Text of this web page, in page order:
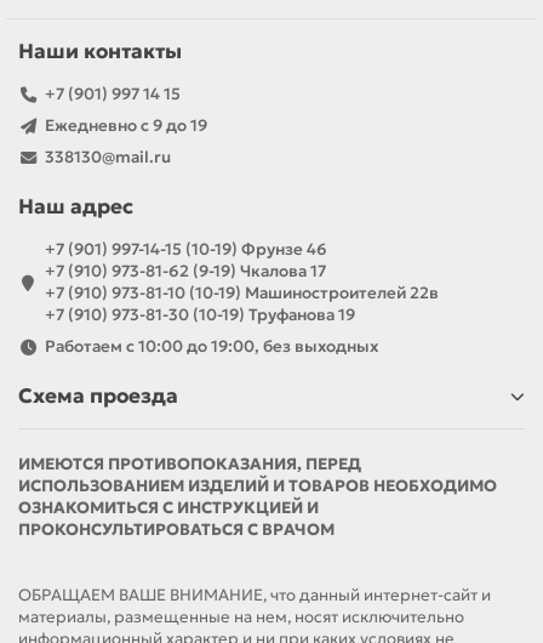
Наши контакты
+7 (901) 997 14 15
Ежедневно с 9 до 19
338130@mail.ru
Наш адрес
+7 (901) 997-14-15 (10-19) Фрунзе 46
+7 (910) 973-81-62 (9-19) Чкалова 17
+7 (910) 973-81-10 (10-19) Машиностроителей 22в
+7 (910) 973-81-30 (10-19) Труфанова 19
Работаем с 10:00 до 19:00, без выходных
Схема проезда
ИМЕЮТСЯ ПРОТИВОПОКАЗАНИЯ, ПЕРЕД
ИСПОЛЬЗОВАНИЕМ ИЗДЕЛИЙ И ТОВАРОВ НЕОБХОДИМО
ОЗНАКОМИТЬСЯ С ИНСТРУКЦИЕЙ И
ПРОКОНСУЛЬТИРОВАТЬСЯ С ВРАЧОМ
ОБРАЩАЕМ ВАШЕ ВНИМАНИЕ, что данный интернет-сайт и
материалы, размещенные на нем, носят исключительно
информационный характер и ни при каких условиях не